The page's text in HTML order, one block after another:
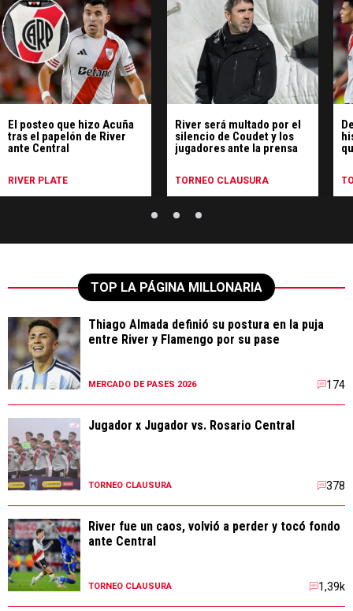
El posteo que hizo Acuña
tras el papelón de River
ante Central
RIVER PLATE
River será multado por el
silencio de Coudet y los
jugadores ante la prensa
TORNEO CLAUSURA
TOP LA PÁGINA MILLONARIA
Thiago Almada definió su postura en la puja
entre River y Flamengo por su pase
MERCADO DE PASES 2026 174
Jugador x Jugador vs. Rosario Central
TORNEO CLAUSURA 378
River fue un caos, volvió a perder y tocó fondo
ante Central
TORNEO CLAUSURA 1,39k